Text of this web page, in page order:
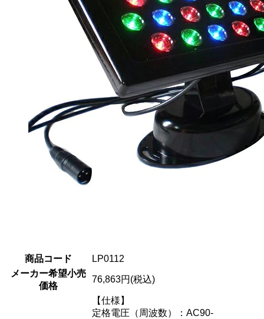
商品コード
LP0112
メーカー希望小売
価格
76,863円(税込)
【仕様】
定格電圧（周波数）：AC90-